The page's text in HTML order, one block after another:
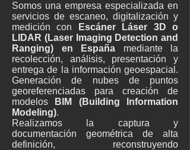
Somos una empresa especializada en
servicios de escaneo, digitalización y
medición con
Escáner Láser 3D o
LIDAR (Laser Imaging Detection and
Ranging) en España mediante la
recolección, análisis, presentación y
entrega de la información geoespacial.
Generación de nubes de puntos
georeferenciadas para creación de
modelos
BIM (Building Information
Modeling).
​​Realizamos la captura y
documentación geométrica de alta
definición, reconstruyendo